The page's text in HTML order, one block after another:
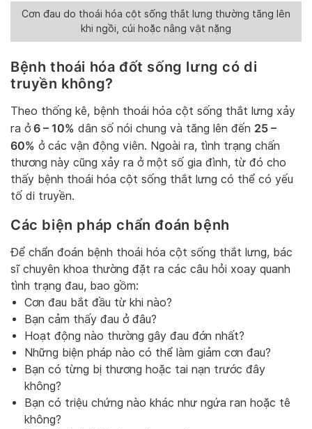
Cơn đau do thoái hóa cột sống thắt lưng thường tăng lên
khi ngồi, cúi hoặc nâng vật nặng
Bệnh thoái hóa đốt sống lưng có di
truyền không?
Theo thống kê, bệnh thoái hóa cột sống thắt lưng xảy
ra ở 6 – 10% dân số nói chung và tăng lên đến 25 –
60% ở các vận động viên. Ngoài ra, tình trạng chấn
thương này cũng xảy ra ở một số gia đình, từ đó cho
thấy bệnh thoái hóa cột sống thắt lưng có thể có yếu
tố di truyền.
Các biện pháp chẩn đoán bệnh
Để chẩn đoán bệnh thoái hóa cột sống thắt lưng, bác
sĩ chuyên khoa thường đặt ra các câu hỏi xoay quanh
tình trạng đau, bao gồm:
Cơn đau bắt đầu từ khi nào?
Bạn cảm thấy đau ở đâu?
Hoạt động nào thường gây đau đớn nhất?
Những biện pháp nào có thể làm giảm cơn đau?
Bạn có từng bị thương hoặc tai nạn trước đây
không?
Bạn có triệu chứng nào khác như ngứa ran hoặc tê
không?